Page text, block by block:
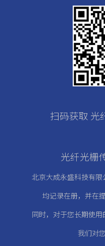
扫码获取 光
光纤光栅
北京大成永盛科技有
均记录在册， 并在
同时，对于您长期使用
我们对